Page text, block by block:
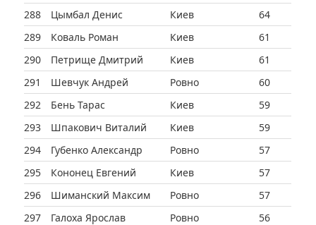
288
Цымбал Денис Киев
64
289
Коваль Роман Киев
61
290
Петрище Дмитрий Киев
61
291
Шевчук Андрей Ровно
60
292
Бень Тарас Киев
59
293
Шпакович Виталий Киев
59
294
Губенко Александр Ровно
57
295
Кононец Евгений Киев
57
296
Шиманский Максим Ровно
57
297
Галоха Ярослав Ровно
56